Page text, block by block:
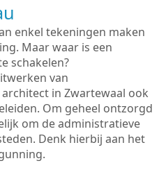
enkel tekeningen maken
Maar waar is een
schakelen?
van
in Zwartewaal ook
Om geheel ontzorgd
om de administratieve
Denk hierbij aan het